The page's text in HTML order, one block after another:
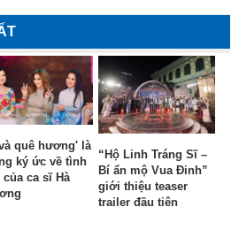
quê hương' là
ký ức về tình
của ca sĩ Hà
“Hộ Linh Tráng Sĩ –
Bí ẩn mộ Vua Đinh”
giới thiệu teaser
trailer đầu tiên